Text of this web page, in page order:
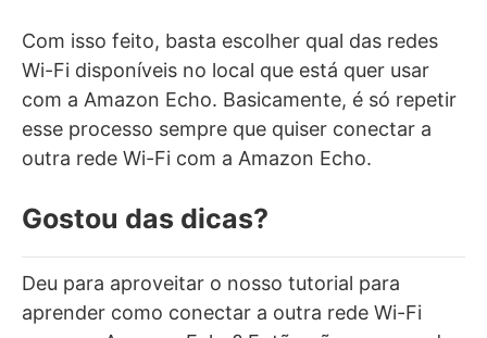
Com isso feito, basta escolher qual das redes
Wi-Fi disponíveis no local que está quer usar
com a Amazon Echo. Basicamente, é só repetir
esse processo sempre que quiser conectar a
outra rede Wi-Fi com a Amazon Echo.
Gostou das dicas?
Deu para aproveitar o nosso tutorial para
aprender como conectar a outra rede Wi-Fi